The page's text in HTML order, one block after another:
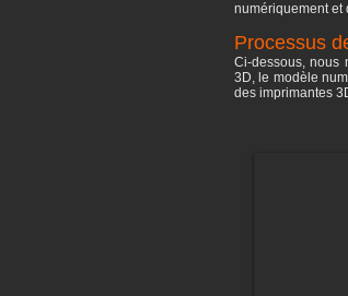
numériquement et
Processus
Ci-dessous, nous
3D, le modèle
des imprimantes